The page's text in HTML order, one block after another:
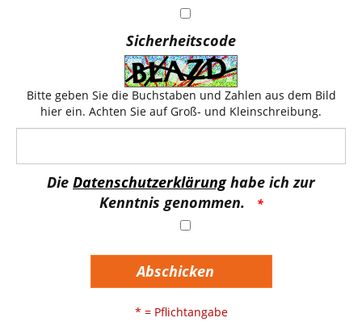
Sicherheitscode
Bitte geben Sie die Buchstaben und Zahlen aus dem Bild
hier ein. Achten Sie auf Groß- und Kleinschreibung.
Die Datenschutzerklärunghabe ich zur
Kenntnis genommen.
Abschicken
* = Pflichtangabe